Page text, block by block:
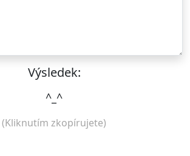
Výsledek:
^_^
(Kliknutím zkopírujete)